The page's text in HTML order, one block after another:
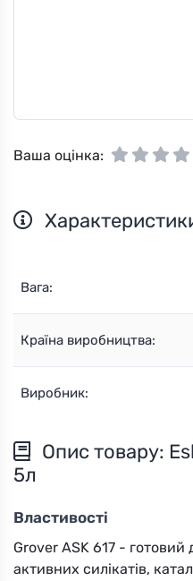
Ваша оцінка:
Вага:
Країна виробництва:
Виробник:
Опис товару:
5л
Властивості
Grover ASK 617 -
активних силікатів,